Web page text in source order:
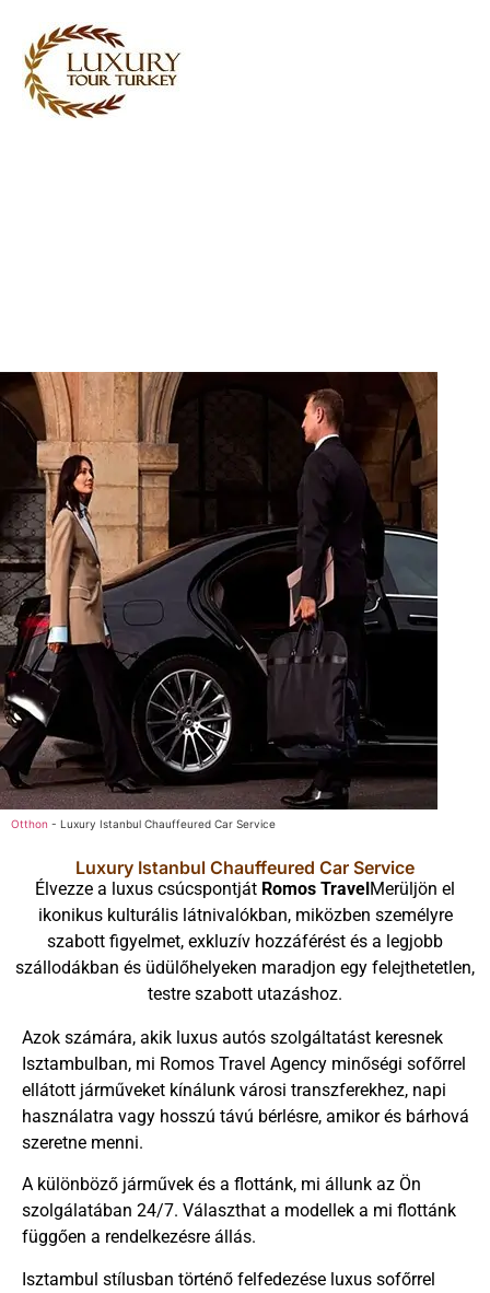
Otthon - Luxury Istanbul Chauffeured Car Service
Luxury Istanbul Chauffeured Car Service
Élvezze a luxus csúcspontját Romos Travel Merüljön el
ikonikus kulturális látnivalókban, miközben személyre
szabott figyelmet, exkluzív hozzáférést és a legjobb
szállodákban és üdülőhelyeken maradjon egy felejthetetlen,
testre szabott utazáshoz.
Azok számára, akik luxus autós szolgáltatást keresnek
Isztambulban, mi Romos Travel Agency minőségi sofőrrel
ellátott járműveket kínálunk városi transzferekhez, napi
használatra vagy hosszú távú bérlésre, amikor és bárhová
szeretne menni.
A különböző járművek és a flottánk, mi állunk az Ön
szolgálatában 24/7. Választhat a modellek a mi flottánk
függően a rendelkezésre állás.
Isztambul stílusban történő felfedezése luxus sofőrrel